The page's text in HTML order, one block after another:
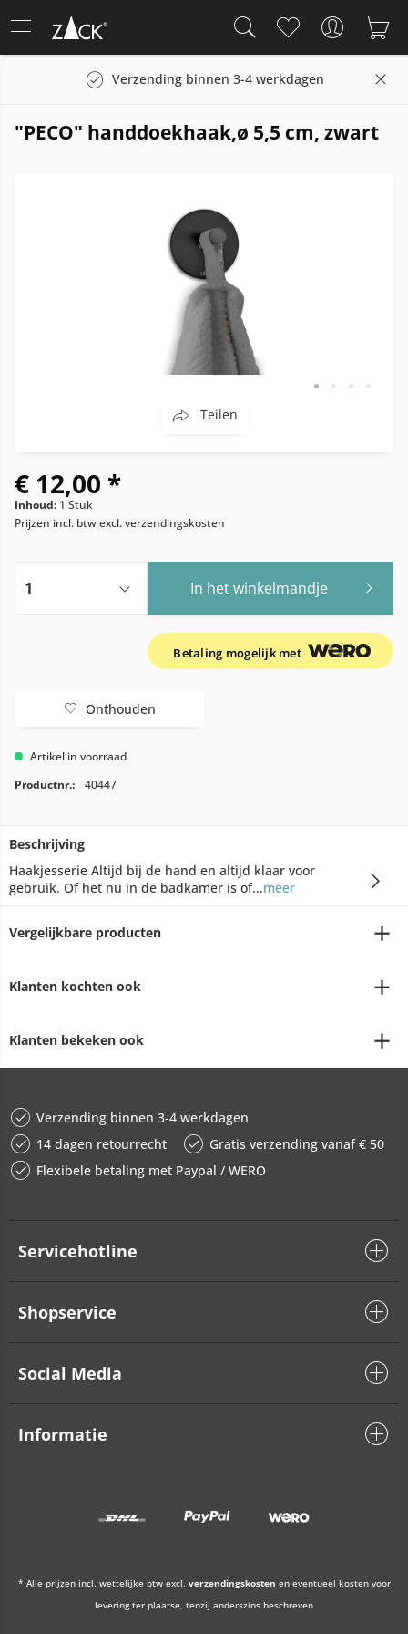
Verzending binnen 3-4 werkdagen
"PECO" handdoekhaak,ø 5,5 cm, zwart
Teilen
€ 12,00 *
Inhoud: 1 Stuk
Prijzen incl. btwexcl. verzendingskosten
In het winkelmandje
Betaling mogelijk met
Onthouden
Artikel in voorraad
Productnr.:
40447
Beschrijving
Haakjesserie Altijd bij de hand en altijd klaar voor
gebruik. Of het nu in de badkamer is of...meer
Vergelijkbare producten
Klanten kochten ook
Klanten bekeken ook
Verzending binnen 3-4 werkdagen
14 dagen retourrecht
Gratis verzending vanaf € 50
Flexibele betaling met Paypal / WERO
Servicehotline
Shopservice
Social Media
Informatie
* Alle prijzen incl. wettelijke btw excl. verzendingskosten en eventueel kosten voor
levering ter plaatse, tenzij anderszins beschreven